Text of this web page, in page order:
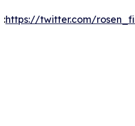
:https://twitter.com/